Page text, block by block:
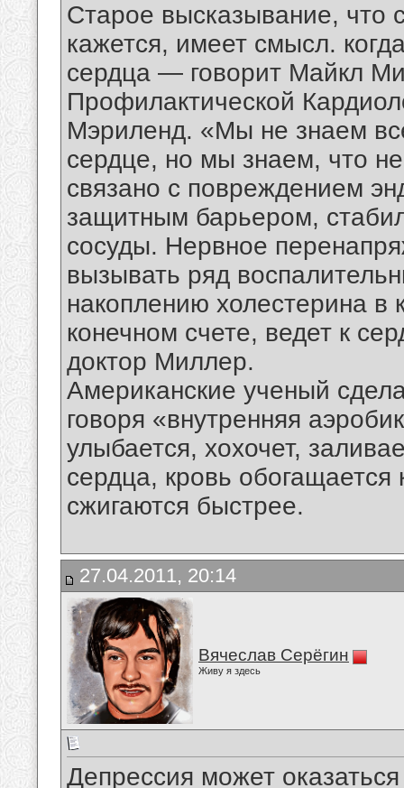
Старое высказывание, что
кажется, имеет смысл.
сердца — говорит Майкл
Профилактической
Мэриленд. «Мы не знаем
сердце, но мы знаем, что
связано с повреждением
защитным барьером,
сосуды. Нервное
вызывать ряд
накоплению холестерина в
конечном счете, ведет к
доктор Миллер.
Американские ученый
говоря «внутренняя
улыбается, хохочет,
сердца, кровь
сжигаются быстрее.
27.04.2011, 20:14
Вячеслав Серёгин
Живу я здесь
Депрессия может